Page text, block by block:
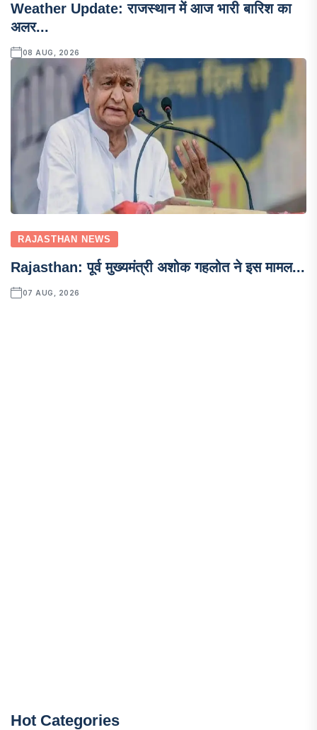
Weather Update: राजस्थान में आज भारी बारिश का
अलर...
08 AUG, 2026
RAJASTHAN NEWS
Rajasthan: पूर्व मुख्यमंत्री अशोक गहलोत ने इस मामल...
07 AUG, 2026
Hot Categories